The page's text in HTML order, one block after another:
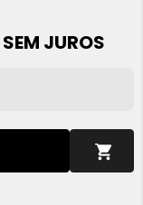
SEM JUROS